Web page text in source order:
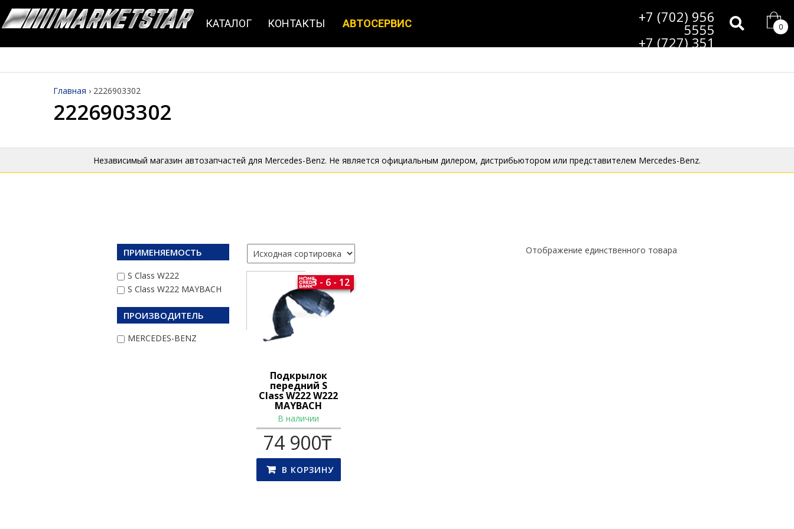
КАТАЛОГ КОНТАКТЫ АВТОСЕРВИС +7 (702) 956
5555
+7 (727) 351
Главная › 2226903302
2226903302
Независимый магазин автозапчастей для Mercedes-Benz. Не является официальным дилером, дистрибьютором или представителем Mercedes-Benz.
ПРИМЕНЯЕМОСТЬ
S Class W222
S Class W222 MAYBACH
ПРОИЗВОДИТЕЛЬ
MERCEDES-BENZ
Отображение единственного товара
Подкрылок
передний S
Class W222 W222
MAYBACH
3 - 6 - 12
В наличии
74 900₸
В КОРЗИНУ
0